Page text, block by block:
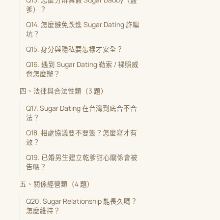
爹）？
Q14. 怎麼避免跌進 Sugar Dating 詐騙
坑？
Q15. 身分與隱私要怎樣才安全？
Q16. 遇到 Sugar Dating 勒索 / 裸照威
脅怎麼辦？
四、法律與合法性類（3 題）
Q17. Sugar Dating 在台灣到底合不合
法？
Q18. 相處協議要不要簽？怎麼寫才有
效？
Q19. 已婚男生建立乾爹甜心關係會被
告嗎？
五、關係經營類（4 題）
Q20. Sugar Relationship 能長久嗎？
怎麼維持？